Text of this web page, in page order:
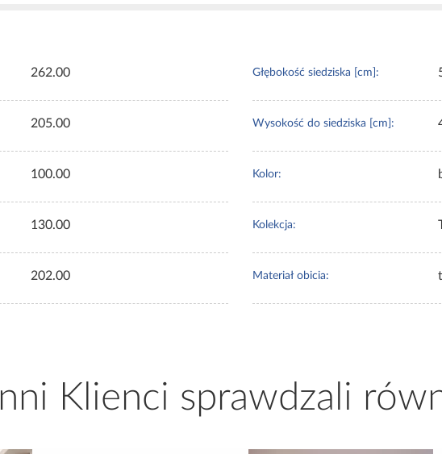
262.00
205.00
100.00
130.00
202.00
Głębokość siedziska [cm]:
Wysokość do siedziska [cm]:
Kolor:
Kolekcja:
Materiał obicia:
Inni Klienci sprawdzali